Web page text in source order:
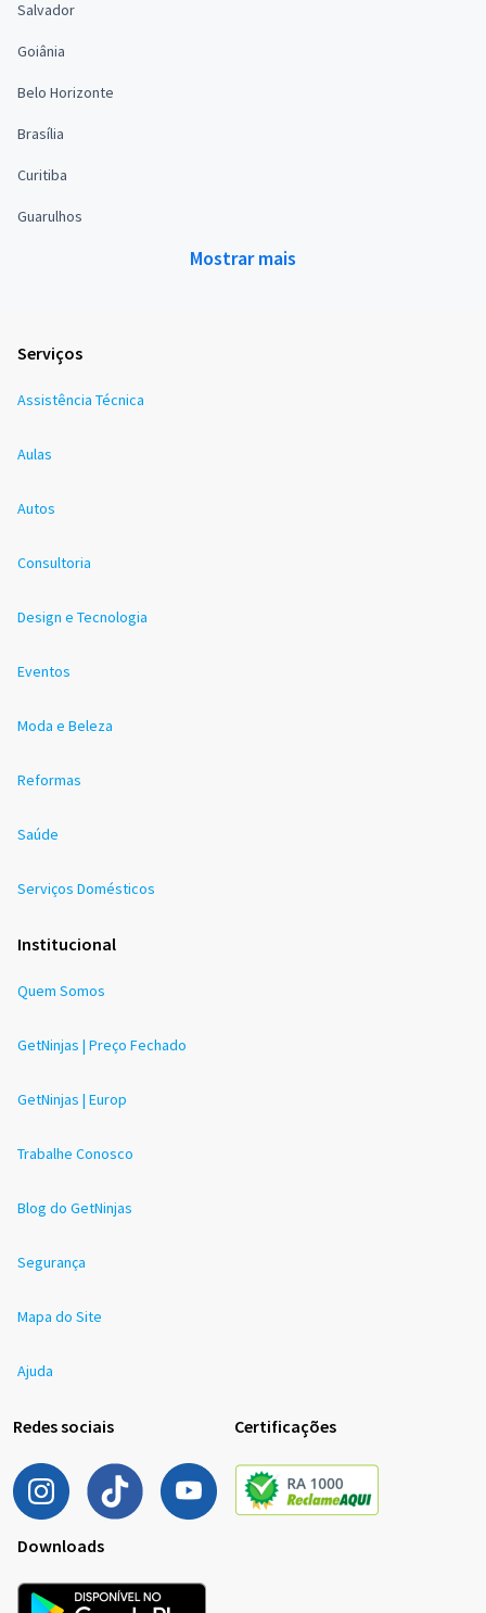
Salvador
Goiânia
Belo Horizonte
Brasília
Curitiba
Guarulhos
Mostrar mais
Serviços
Assistência Técnica
Aulas
Autos
Consultoria
Design e Tecnologia
Eventos
Moda e Beleza
Reformas
Saúde
Serviços Domésticos
Institucional
Quem Somos
GetNinjas | Preço Fechado
GetNinjas | Europ
Trabalhe Conosco
Blog do GetNinjas
Segurança
Mapa do Site
Ajuda
Redes sociais Certificações
Downloads